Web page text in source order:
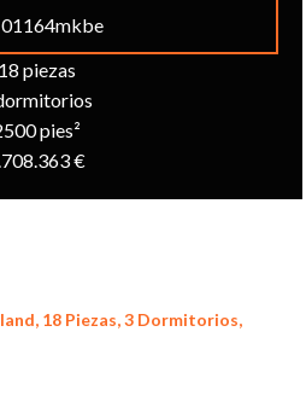
01164mkbe
18 piezas
pies²
€
18 Piezas, 3 Dormitorios,